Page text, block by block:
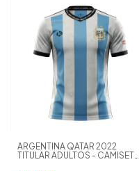
ARGENTINA QATAR 2022
TITULAR ADULTOS - CAMISETA